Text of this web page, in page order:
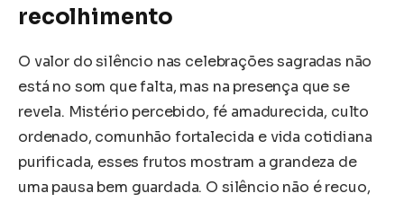
recolhimento
O valor do silêncio nas celebrações sagradas não
está no som que falta, mas na presença que se
revela. Mistério percebido, fé amadurecida, culto
ordenado, comunhão fortalecida e vida cotidiana
purificada, esses frutos mostram a grandeza de
uma pausa bem guardada. O silêncio não é recuo,